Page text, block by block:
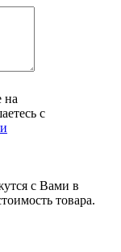
на
с
с Вами в
товара.